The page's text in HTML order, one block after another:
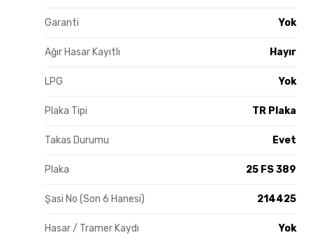
Garanti Yok
Ağır Hasar Kayıtlı Hayır
LPG Yok
Plaka Tipi TR Plaka
Takas Durumu Evet
Plaka 25 FS 389
Şasi No (Son 6 Hanesi) 214425
Hasar / Tramer Kaydı Yok